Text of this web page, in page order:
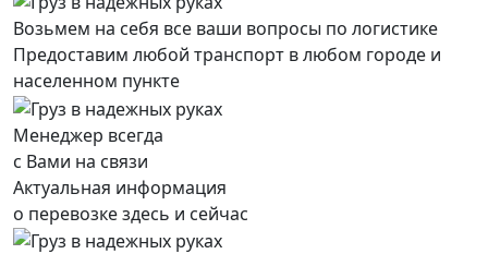
Возьмем на себя все ваши вопросы по логистике
Предоставим любой транспорт в любом городе и
населенном пункте
Менеджер всегда
с Вами на связи
Актуальная информация
о перевозке здесь и сейчас